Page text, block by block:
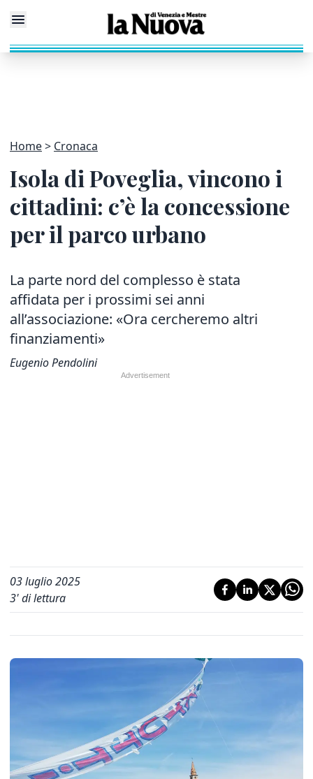
Home Cronaca
Isola di Poveglia, vincono i
cittadini: c’è la concessione
per il parco urbano
La parte nord del complesso è stata
affidata per i prossimi sei anni
all’associazione: «Ora cercheremo altri
finanziamenti»
Eugenio Pendolini
03 luglio 2025
3' di lettura